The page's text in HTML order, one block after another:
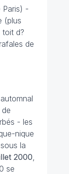
Paris) -
(plus
toit d?
de
- les
nique
la
2000
se